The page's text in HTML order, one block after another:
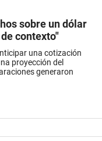
sobre un dólar
contexto"
una cotización
proyección del
generaron